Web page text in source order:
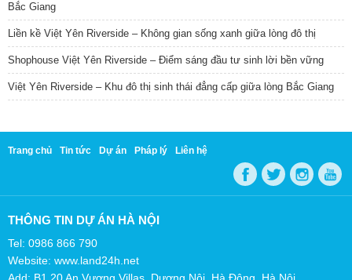
Bắc Giang
Liền kề Việt Yên Riverside – Không gian sống xanh giữa lòng đô thị
Shophouse Việt Yên Riverside – Điểm sáng đầu tư sinh lời bền vững
Việt Yên Riverside – Khu đô thị sinh thái đẳng cấp giữa lòng Bắc Giang
Trang chủ Tin tức Dự án Pháp lý Liên hệ
THÔNG TIN DỰ ÁN HÀ NỘI
Tel: 0986 866 790
Website: www.land24h.net